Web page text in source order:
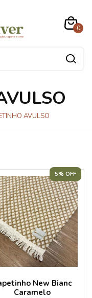
0
AVULSO
5% OFF
New Bianc
Caramelo